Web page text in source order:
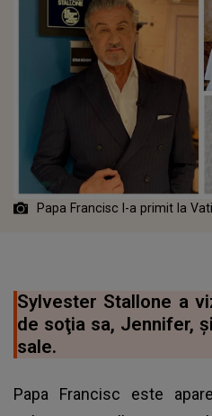
Papa Francisc l-a primit la
Sylvester Stallone a
de soţia sa, Jennifer,
sale.
Papa Francisc este